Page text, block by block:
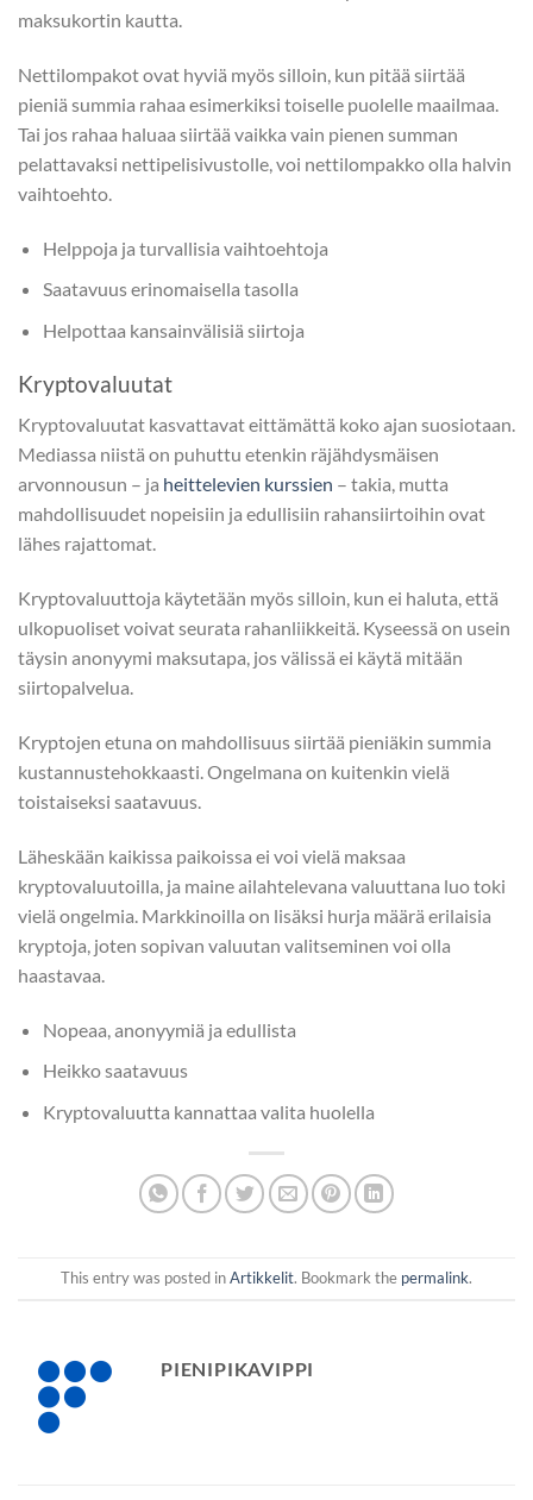
maksukortin kautta.
Nettilompakot ovat hyviä myös silloin, kun pitää siirtää
pieniä summia rahaa esimerkiksi toiselle puolelle maailmaa.
Tai jos rahaa haluaa siirtää vaikka vain pienen summan
pelattavaksi nettipelisivustolle, voi nettilompakko olla halvin
vaihtoehto.
Helppoja ja turvallisia vaihtoehtoja
Saatavuus erinomaisella tasolla
Helpottaa kansainvälisiä siirtoja
Kryptovaluutat
Kryptovaluutat kasvattavat eittämättä koko ajan suosiotaan.
Mediassa niistä on puhuttu etenkin räjähdysmäisen
arvonnousun – ja heittelevien kurssien – takia, mutta
mahdollisuudet nopeisiin ja edullisiin rahansiirtoihin ovat
lähes rajattomat.
Kryptovaluuttoja käytetään myös silloin, kun ei haluta, että
ulkopuoliset voivat seurata rahanliikkeitä. Kyseessä on usein
täysin anonyymi maksutapa, jos välissä ei käytä mitään
siirtopalvelua.
Kryptojen etuna on mahdollisuus siirtää pieniäkin summia
kustannustehokkaasti. Ongelmana on kuitenkin vielä
toistaiseksi saatavuus.
Läheskään kaikissa paikoissa ei voi vielä maksaa
kryptovaluutoilla, ja maine ailahtelevana valuuttana luo toki
vielä ongelmia. Markkinoilla on lisäksi hurja määrä erilaisia
kryptoja, joten sopivan valuutan valitseminen voi olla
haastavaa.
Nopeaa, anonyymiä ja edullista
Heikko saatavuus
Kryptovaluutta kannattaa valita huolella
This entry was posted inArtikkelit. Bookmark the permalink.
PIENIPIKAVIPPI